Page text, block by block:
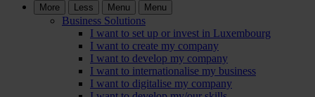
More Less Menu Menu
Business Solutions
I want to set up or invest in Luxembourg
I want to create my company
I want to develop my company
I want to internationalise my business
I want to digitalise my company